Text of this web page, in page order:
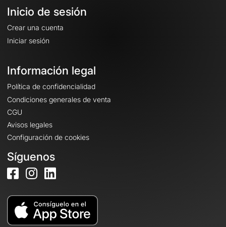
Inicio de sesión
Crear una cuenta
Iniciar sesión
Información legal
Política de confidencialidad
Condiciones generales de venta
CGU
Avisos legales
Configuración de cookies
Síguenos